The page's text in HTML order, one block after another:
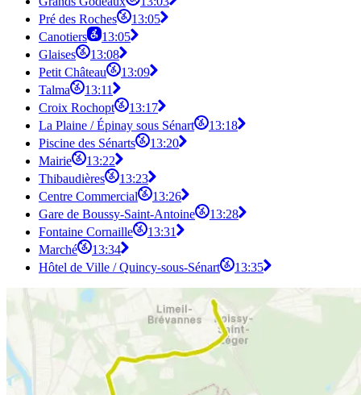
Pré des Roches
13:05
Canotiers
13:05
Glaises
13:08
Petit Château
13:09
Talma
13:11
Croix Rochopt
13:17
La Plaine / Épinay sous Sénart
13:18
Piscine des Sénarts
13:20
Mairie
13:22
Thibaudières
13:23
Centre Commercial
13:26
Gare de Boussy-Saint-Antoine
13:28
Fontaine Cornaille
13:31
Marché
13:34
Hôtel de Ville / Quincy-sous-Sénart
13:35